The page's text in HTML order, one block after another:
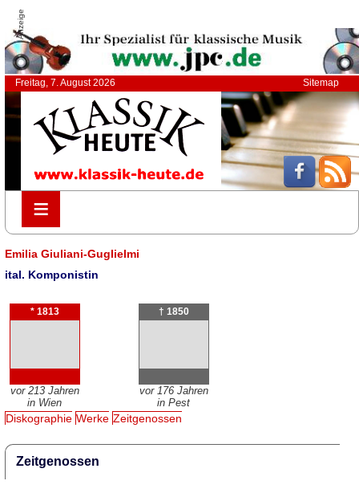
Anzeige
Freitag, 7. August 2026 Sitemap
≡
≡
Emilia Giuliani-Guglielmi
ital. Komponistin
* 1813
vor 213 Jahren
in Wien
† 1850
vor 176 Jahren
in Pest
Diskographie Werke Zeitgenossen
Zeitgenossen